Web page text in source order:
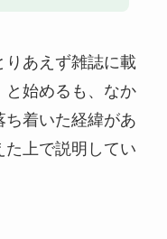
りあえず雑誌に載
と始めるも、なか
ち着いた経緯があ
た上で説明してい